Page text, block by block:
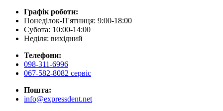
Графік роботи:
Понеділок-П'ятниця: 9:00-18:00
Субота: 10:00-14:00
Неділя: вихідний
Телефони:
098-311-6996
067-582-8082 сервіс
Пошта:
info@expressdent.net